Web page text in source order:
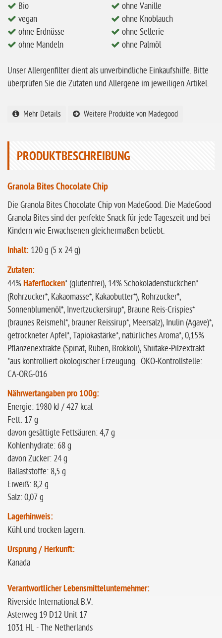
ohne Mais
ohne Senf
ohne Sesam
ohne Lupinen
ohne Guarkernmehl
ohne Vanille
ohne Sellerie
ohne
Sonnenblumen
ohne Palmöl
Bio
vegan
ohne Erdnüsse
ohne Mandeln
ohne Vanille
ohne Knoblauch
ohne Sellerie
ohne Palmöl
Unser Allergenfilter dient als unverbindliche Einkaufshilfe. Bitte
überprüfen Sie die Zutaten und Allergene im jeweiligen Artikel.
Mehr Details Weitere Produkte von Madegood
PRODUKTBESCHREIBUNG
Granola Bites Chocolate Chip
Die Granola Bites Chocolate Chip von MadeGood. Die MadeGood
Granola Bites sind der perfekte Snack für jede Tageszeit und bei
Kindern wie Erwachsenen gleichermaßen beliebt.
Inhalt: 120 g (5 x 24 g)
Zutaten:
44%Haferflocken* (glutenfrei), 14% Schokoladenstückchen*
(Rohrzucker*, Kakaomasse*, Kakaobutter*), Rohrzucker*,
Sonnenblumenöl*, Invertzuckersirup*, Braune Reis-Crispies*
(braunes Reismehl*, brauner Reissirup*, Meersalz), Inulin (Agave)*,
getrockneter Apfel*, Tapiokastärke*, natürliches Aroma*, 0,15%
Pflanzenextrakte (Spinat, Rüben, Brokkoli), Shiitake-Pilzextrakt.
*aus kontrolliert ökologischer Erzeugung. ÖKO-Kontrollstelle:
CA-ORG-016
Nährwertangaben pro 100g:
Energie: 1980 kJ / 427 kcal
Fett: 17 g
davon gesättigte Fettsäuren: 4,7 g
Kohlenhydrate: 68 g
davon Zucker: 24 g
Ballaststoffe: 8,5 g
Eiweiß: 8,2 g
Salz: 0,07 g
Lagerhinweis:
Kühl und trocken lagern.
Ursprung / Herkunft:
Kanada
Verantwortlicher Lebensmittelunternehmer:
Riverside International B.V.
Asterweg 19 D12 Unit 17
1031 HL - The Netherlands